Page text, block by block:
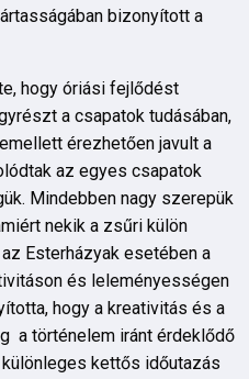
bizonyított a
hogy óriási fejlődést
a csapatok tudásában,
érezhetően javult a
az egyes csapatok
Mindebben nagy szerepük
nekik a zsűri külön
Esterházyak esetében a
és leleményességen
hogy a kreativitás és a
a történelem iránt érdeklődő
kettős időutazás